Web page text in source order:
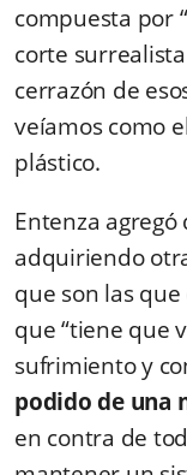
compuesta por
corte
cerrazón de
veíamos como
plástico.
Entenza agregó
adquiriendo
que son las
que “tiene que
sufrimiento y
podido de una
en contra de